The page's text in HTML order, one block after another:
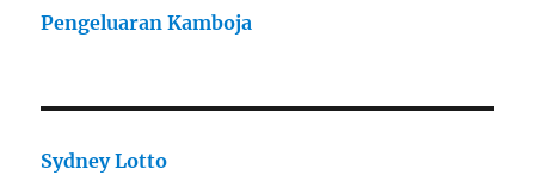
Pengeluaran Kamboja
Sydney Lotto